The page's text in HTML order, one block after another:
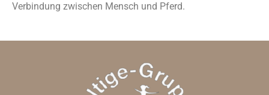
Verbindung zwischen Mensch und Pferd.